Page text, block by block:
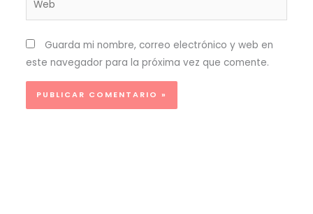
Guarda mi nombre, correo electrónico y web en
este navegador para la próxima vez que comente.